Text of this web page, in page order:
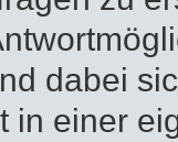
dabei
in einer